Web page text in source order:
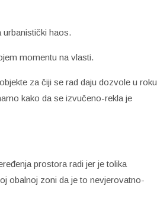
haos.
momentu na vlasti.
za čiji se rad daju dozvole u roku
kako da se izvučeno-rekla je
prostora radi jer je tolika
obalnoj zoni da je to nevjerovatno-